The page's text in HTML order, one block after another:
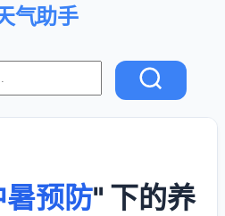
气助手
预防" 下的养